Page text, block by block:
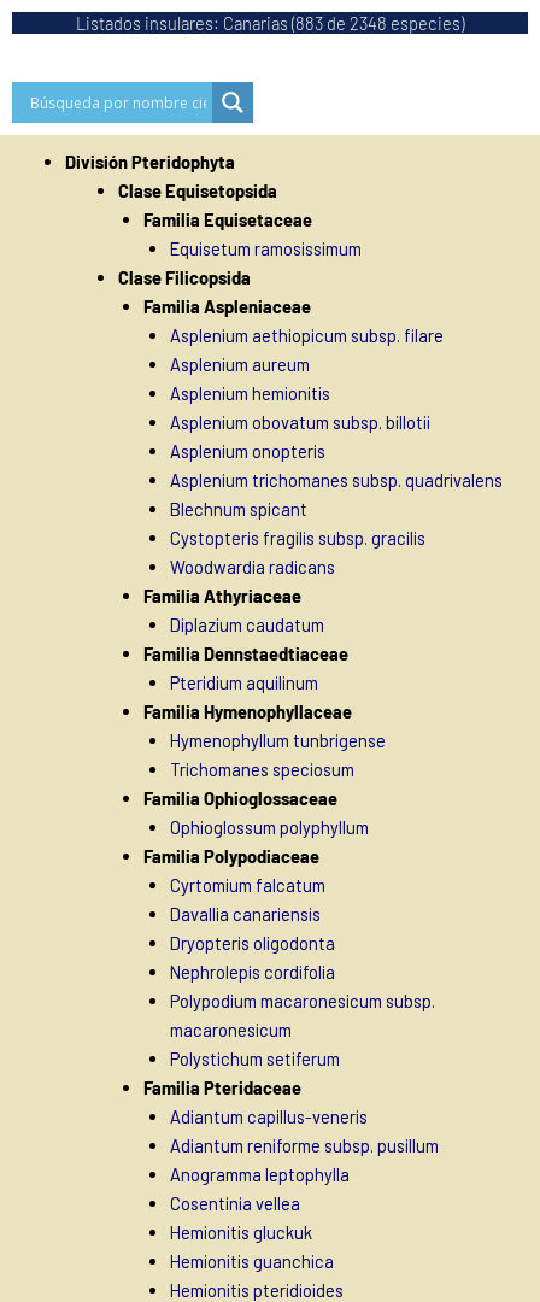
Listados insulares: Canarias (883 de 2348 especies)
División Pteridophyta
Clase Equisetopsida
Familia Equisetaceae
Equisetum ramosissimum
Clase Filicopsida
Familia Aspleniaceae
Asplenium aethiopicum subsp. filare
Asplenium aureum
Asplenium hemionitis
Asplenium obovatum subsp. billotii
Asplenium onopteris
Asplenium trichomanes subsp. quadrivalens
Blechnum spicant
Cystopteris fragilis subsp. gracilis
Woodwardia radicans
Familia Athyriaceae
Diplazium caudatum
Familia Dennstaedtiaceae
Pteridium aquilinum
Familia Hymenophyllaceae
Hymenophyllum tunbrigense
Trichomanes speciosum
Familia Ophioglossaceae
Ophioglossum polyphyllum
Familia Polypodiaceae
Cyrtomium falcatum
Davallia canariensis
Dryopteris oligodonta
Nephrolepis cordifolia
Polypodium macaronesicum subsp.
macaronesicum
Polystichum setiferum
Familia Pteridaceae
Adiantum capillus-veneris
Adiantum reniforme subsp. pusillum
Anogramma leptophylla
Cosentinia vellea
Hemionitis gluckuk
Hemionitis guanchica
Hemionitis pteridioides